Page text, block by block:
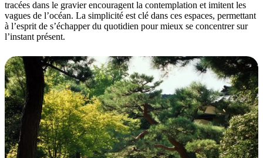
tracées dans le gravier encouragent la contemplation et imitent les
vagues de l’océan. La simplicité est clé dans ces espaces, permettant
à l’esprit de s’échapper du quotidien pour mieux se concentrer sur
l’instant présent.